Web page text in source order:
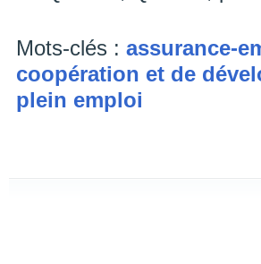
Mots-clés : assurance-
coopération et de
plein emploi